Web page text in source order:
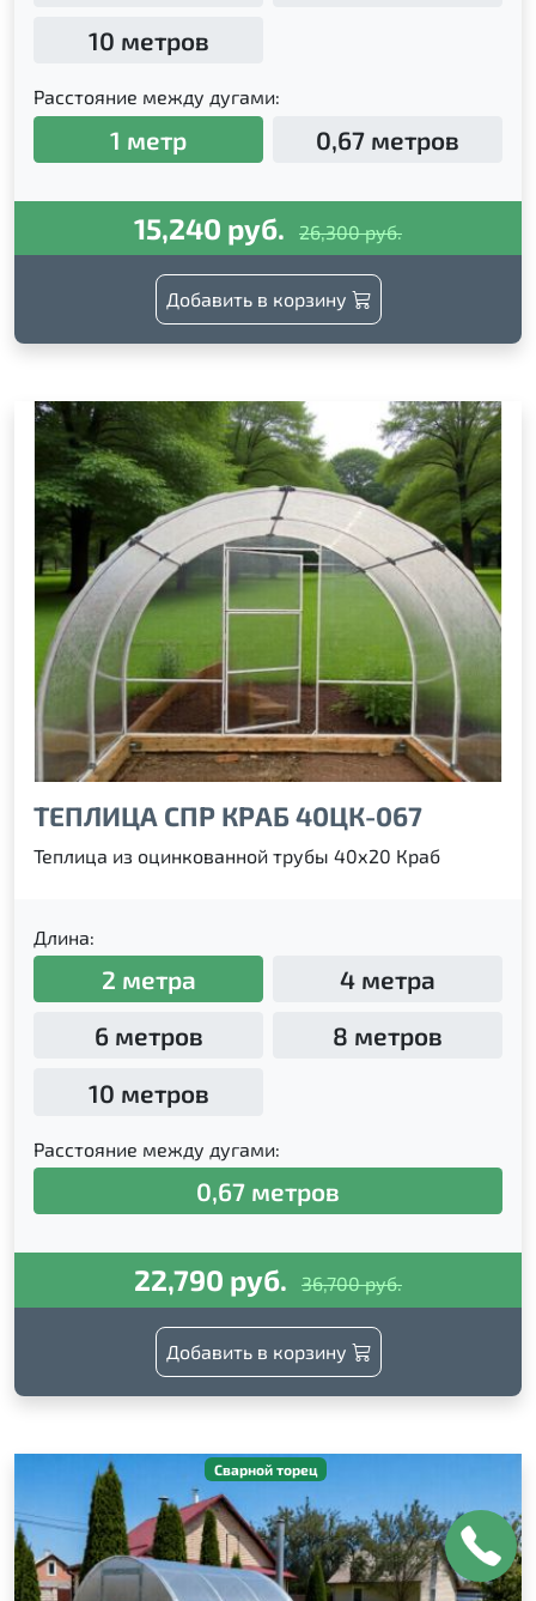
10 метров
Расстояние между дугами:
1 метр 0,67 метров
15,240 руб. 26,300 руб.
Добавить в корзину
ТЕПЛИЦА СПР КРАБ 40ЦК-067
Теплица из оцинкованной трубы 40х20 Краб
Длина:
2 метра
4 метра
6 метров
8 метров
10 метров
Расстояние между дугами:
0,67 метров
22,790 руб. 36,700 руб.
Добавить в корзину
Сварной торец